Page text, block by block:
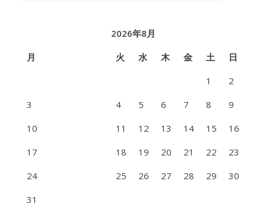
2026年8月
月
火 水 木 金 土
日
1
2
3
4 5 6 7 8
9
10
11 12 13 14 15
16
17
18 19 20 21 22
23
24
25 26 27 28 29
30
31